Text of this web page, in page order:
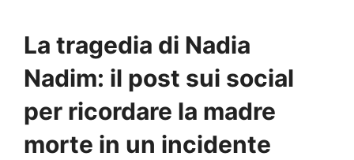
La tragedia di Nadia
Nadim: il post sui social
per ricordare la madre
morte in un incidente